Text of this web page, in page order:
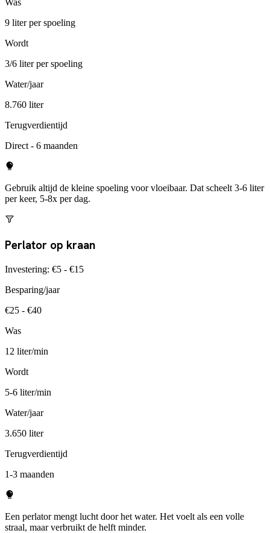
Was
9 liter per spoeling
Wordt
3/6 liter per spoeling
Water/jaar
8.760 liter
Terugverdientijd
Direct - 6 maanden
Gebruik altijd de kleine spoeling voor vloeibaar. Dat scheelt 3-6 liter
per keer, 5-8x per dag.
Perlator op kraan
Investering: €5 - €15
Besparing/jaar
€25 - €40
Was
12 liter/min
Wordt
5-6 liter/min
Water/jaar
3.650 liter
Terugverdientijd
1-3 maanden
Een perlator mengt lucht door het water. Het voelt als een volle
straal, maar verbruikt de helft minder.